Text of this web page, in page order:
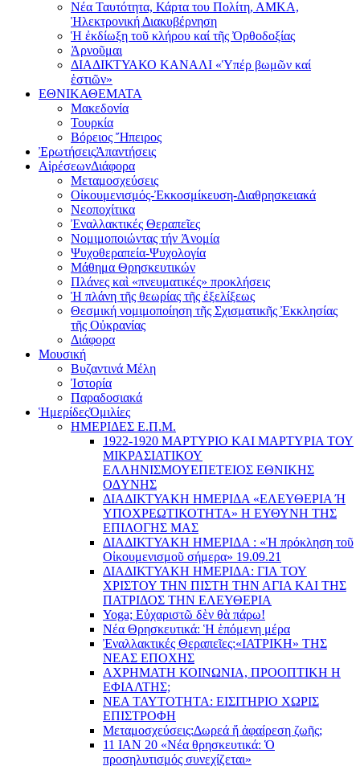
Νέα Ταυτότητα, Κάρτα του Πολίτη, ΑΜΚΑ,
Ἠλεκτρονική Διακυβέρνηση
Ἡ ἐκδίωξη τοῦ κλήρου καί τῆς Ὀρθοδοξίας
Ἀρνοῦμαι
ΔΙΑΔΙΚΤΥΑΚΟ ΚΑΝΑΛΙ «Ὑπέρ βωμῶν καί
ἑστιῶν»
ΕΘΝΙΚΑΘΕΜΑΤΑ
Μακεδονία
Τουρκία
Βόρειος Ἤπειρος
ἘρωτήσειςἈπαντήσεις
ΑἱρέσεωνΔιάφορα
Μεταμοσχεύσεις
Οἰκουμενισμός-Ἐκκοσμίκευση-Διαθρησκειακά
Νεοποχίτικα
Ἐναλλακτικές Θεραπεῖες
Νομιμοποιώντας τήν Ἀνομία
Ψυχοθεραπεία-Ψυχολογία
Μάθημα Θρησκευτικών
Πλάνες καὶ «πνευματικές» προκλήσεις
Ἡ πλάνη τῆς θεωρίας τῆς ἐξελίξεως
Θεσμική νομιμοποίηση τῆς Σχισματικῆς Ἐκκλησίας
τῆς Οὐκρανίας
Διάφορα
Μουσική
Βυζαντινά Μέλη
Ἰστορία
Παραδοσιακά
ἩμερίδεςὉμιλίες
ΗΜΕΡΙΔΕΣ Ε.Π.Μ.
1922-1920 ΜΑΡΤΥΡΙΟ ΚΑI ΜΑΡΤΥΡIΑ ΤΟΥ
ΜΙΚΡΑΣΙΑΤΙΚΟΥ
EΛΛΗΝΙΣΜΟΥEΠEΤΕΙΟΣ EΘΝΙΚHΣ
O∆YΝΗΣ
ΔΙΑΔΙΚΤΥΑΚΗ ΗΜΕΡΙΔΑ «EΛΕΥΘΕΡΙΑ Ή
YΠΟΧΡΕΩΤΙΚΟΤΗΤΑ» Η ΕΥΘΥΝΗ ΤΗΣ
EΠΙΛΟΓΗΣ ΜΑΣ
ΔΙΑΔΙΚΤΥΑΚΗ ΗΜΕΡΙΔΑ : «Ἡ πρόκληση τοῦ
Οἰκουμενισμοῦ σήμερα» 19.09.21
ΔΙΑΔΙΚΤΥΑΚΗ ΗΜΕΡΙΔΑ: ΓΙΑ ΤΟΥ
ΧΡΙΣΤΟΥ ΤΗΝ ΠΙΣΤΗ ΤΗΝ ΑΓΙΑ ΚΑΙ ΤΗΣ
ΠΑΤΡΙΔΟΣ ΤΗΝ ΕΛΕΥΘΕΡΙΑ
Yoga; Εὐχαριστῶ δὲν θὰ πάρω!
Νέα Θρησκευτικά: Ἡ ἑπόμενη μέρα
Ἐναλλακτικές Θεραπεῖες:«ΙΑΤΡΙΚΗ» ΤΗΣ
ΝΕΑΣ ΕΠΟΧΗΣ
ΑΧΡΗΜΑΤΗ ΚΟΙΝΩΝΙΑ, ΠΡΟΟΠΤΙΚΗ Η
ΕΦΙΑΛΤΗΣ;
ΝΕΑ ΤΑΥΤΟΤΗΤΑ: ΕΙΣΙΤΗΡΙΟ ΧΩΡΙΣ
ΕΠΙΣΤΡΟΦΗ
Μεταμοσχεύσεις:Δωρεά ἤ ἀφαίρεση ζωῆς;
11 ΙΑΝ 20 «Νέα θρησκευτικά: Ὁ
προσηλυτισμός συνεχίζεται»